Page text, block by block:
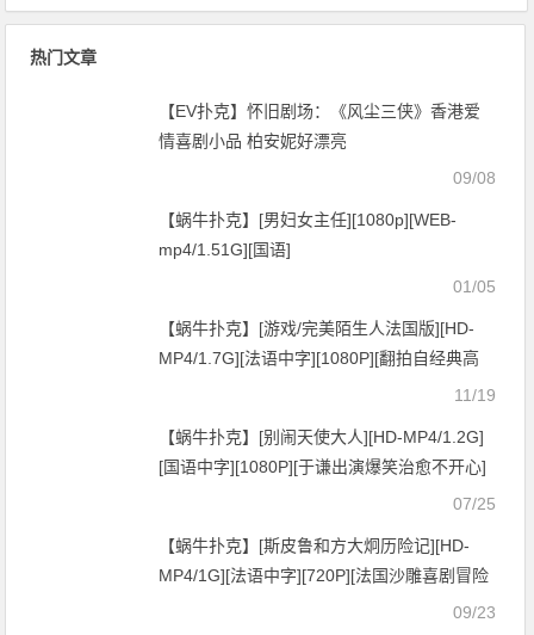
式
热门文章
【EV扑克】怀旧剧场：《风尘三侠》香港爱
情喜剧小品 柏安妮好漂亮
09/08
【蜗牛扑克】[男妇女主任][1080p][WEB-
mp4/1.51G][国语]
01/05
【蜗牛扑克】[游戏/完美陌生人法国版][HD-
MP4/1.7G][法语中字][1080P][翻拍自经典高
11/19
【蜗牛扑克】[别闹天使大人][HD-MP4/1.2G]
[国语中字][1080P][于谦出演爆笑治愈不开心]
07/25
【蜗牛扑克】[斯皮鲁和方大炯历险记][HD-
MP4/1G][法语中字][720P][法国沙雕喜剧冒险
09/23